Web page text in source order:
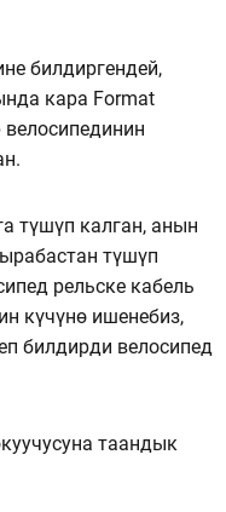
билдиргендей,
кара Format
велосипединин
түшүп калган, анын
түшүп
рельске кабель
күчүнө ишенебиз,
билдирди велосипед
таандык